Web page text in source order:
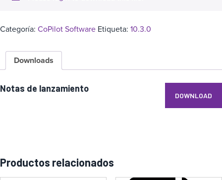
Categoría: CoPilot Software Etiqueta: 10.3.0
Downloads
Notas de lanzamiento
DOWNLOAD
Productos relacionados